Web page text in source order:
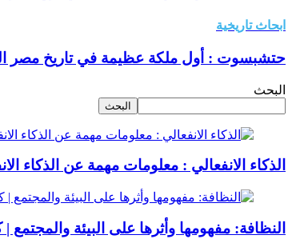
ابحاث تاريخية
حتشبسوت : أول ملكة عظيمة في تاريخ مصر
البحث
البحث
الذكاء الانفعالي : معلومات مهمة عن الذكاء
النظافة: مفهومها وأثرها على البيئة